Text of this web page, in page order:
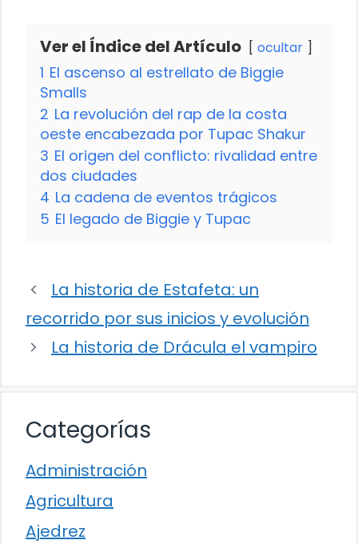
Ver el Índice del Artículo ocultar
1 El ascenso al estrellato de Biggie
Smalls
2 La revolución del rap de la costa
oeste encabezada por Tupac Shakur
3 El origen del conflicto: rivalidad entre
dos ciudades
4 La cadena de eventos trágicos
5 El legado de Biggie y Tupac
La historia de Estafeta: un
recorrido por sus inicios y evolución
La historia de Drácula el vampiro
Categorías
Administración
Agricultura
Ajedrez